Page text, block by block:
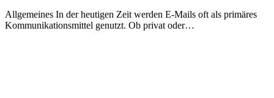
Allgemeines In der heutigen Zeit werden E-Mails oft als primäres
Kommunikationsmittel genutzt. Ob privat oder…